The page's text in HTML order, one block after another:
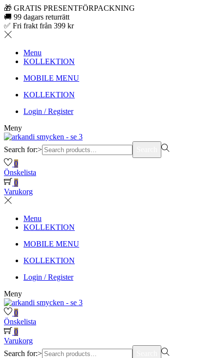
🎁 GRATIS PRESENTFÖRPACKNING
🚚 99 dagars returrätt
✅ Fri frakt från 399 kr
Menu
KOLLEKTION
MOBILE MENU
KOLLEKTION
Login / Register
Meny
Search for:>
0
Önskelista
0
Varukorg
Menu
KOLLEKTION
MOBILE MENU
KOLLEKTION
Login / Register
Meny
0
Önskelista
0
Varukorg
Search for:>